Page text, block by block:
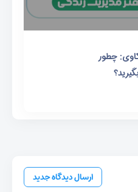
کاوی: چطور
ارسال دیدگاه جدید